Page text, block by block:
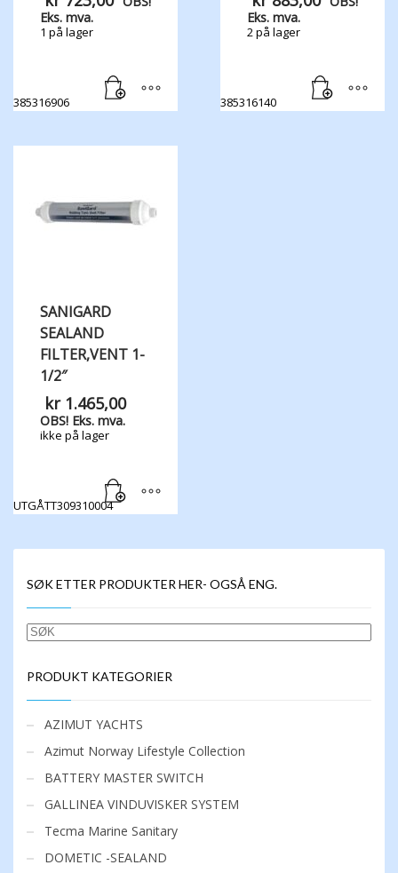
Eks. mva.
1 på lager
385316906
Eks. mva.
2 på lager
385316140
SANIGARD
SEALAND
FILTER,​VENT 1-
1/2″
kr1.465,00
OBS! Eks. mva.
ikke på lager
UTGÅTT309310004
SØK ETTER PRODUKTER HER- OGSÅ ENG.
SØK
PRODUKT KATEGORIER
AZIMUT YACHTS
Azimut Norway Lifestyle Collection
BATTERY MASTER SWITCH
GALLINEA VINDUVISKER SYSTEM
Tecma Marine Sanitary
DOMETIC -SEALAND